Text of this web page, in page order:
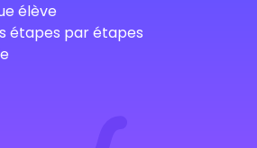
élève
étapes par étapes